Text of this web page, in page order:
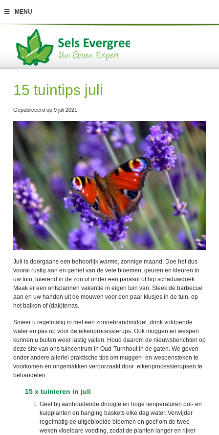
MENU
15 tuintips juli
Gepubliceerd op 9 juli 2021
Juli is doorgaans een behoorlijk warme, zonnige maand. Doe het dus
vooral rustig aan en geniet van de vele bloemen, geuren en kleuren in
uw tuin, luierend in de zon of onder een parasol of hip schaduwdoek.
Maak er een ontspannen vakantie in eigen tuin van. Steek de barbecue
aan en uw handen uit de mouwen voor een paar klusjes in de tuin, op
het balkon of (dak)terras.
Smeer u regelmatig in met een zonnebrandmiddel, drink voldoende
water en pas op voor de eikenprocessierups. Ook muggen en wespen
kunnen u buiten weer lastig vallen. Houd daarom de nieuwsberichten op
deze site van ons tuincentrum in Oud-Turnhout in de gaten. We geven
onder andere allerlei praktische tips om muggen- en wespensteken te
voorkomen en ongemakken veroorzaakt door eikenprocessierupsen te
behandelen.
15 x tuinieren in juli
Geef bij aanhoudende droogte en hoge temperaturen pot- en
kuipplanten en hanging baskets elke dag water. Verwijder
regelmatig de uitgebloeide bloemen en geef om de twee
weken vloeibare voeding, zodat de planten langer en rijker